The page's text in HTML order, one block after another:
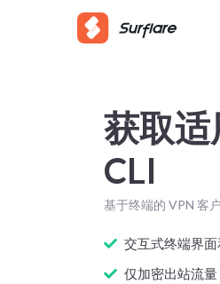
获取
CLI
基于终端的 VPN 客
交互式终端界面
仅加密出站流量